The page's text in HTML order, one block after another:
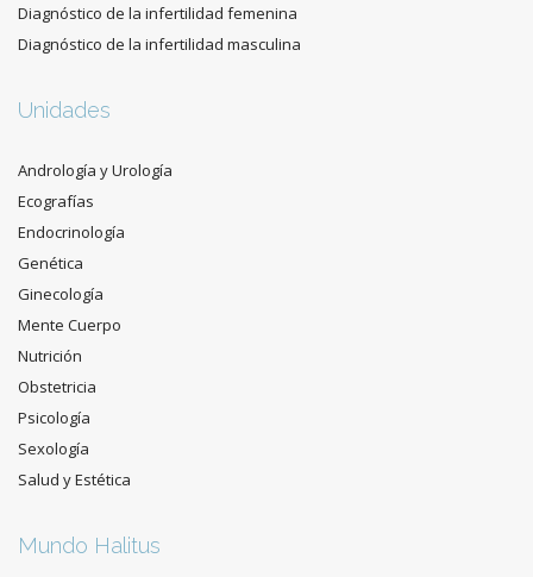
Diagnóstico de la infertilidad femenina
Diagnóstico de la infertilidad masculina
Unidades
Andrología y Urología
Ecografías
Endocrinología
Genética
Ginecología
Mente Cuerpo
Nutrición
Obstetricia
Psicología
Sexología
Salud y Estética
Mundo Halitus